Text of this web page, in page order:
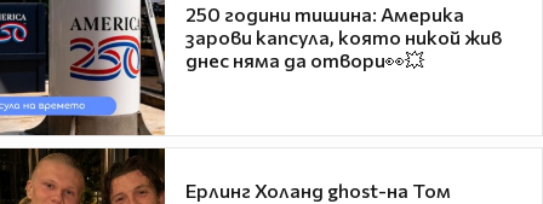
250 години тишина: Америка
зарови капсула, която никой жив
днес няма да отвори👀💥
Ерлинг Холанд ghost-на Том